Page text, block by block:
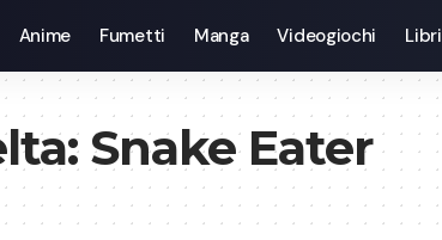
Anime Fumetti Manga Videogiochi Libri
Snake Eater